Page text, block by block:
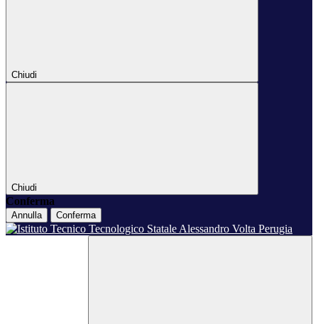
Chiudi
Chiudi
Conferma
Annulla Conferma